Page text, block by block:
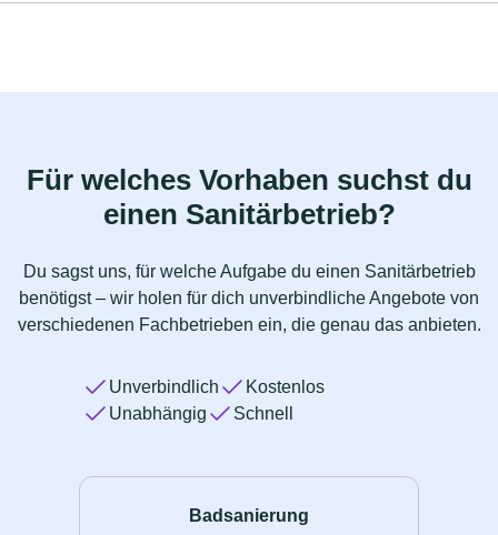
Für welches Vorhaben suchst du
einen Sanitärbetrieb?
Du sagst uns, für welche Aufgabe du einen Sanitärbetrieb
benötigst – wir holen für dich unverbindliche Angebote von
verschiedenen Fachbetrieben ein, die genau das anbieten.
Unverbindlich
Kostenlos
Unabhängig
Schnell
Badsanierung